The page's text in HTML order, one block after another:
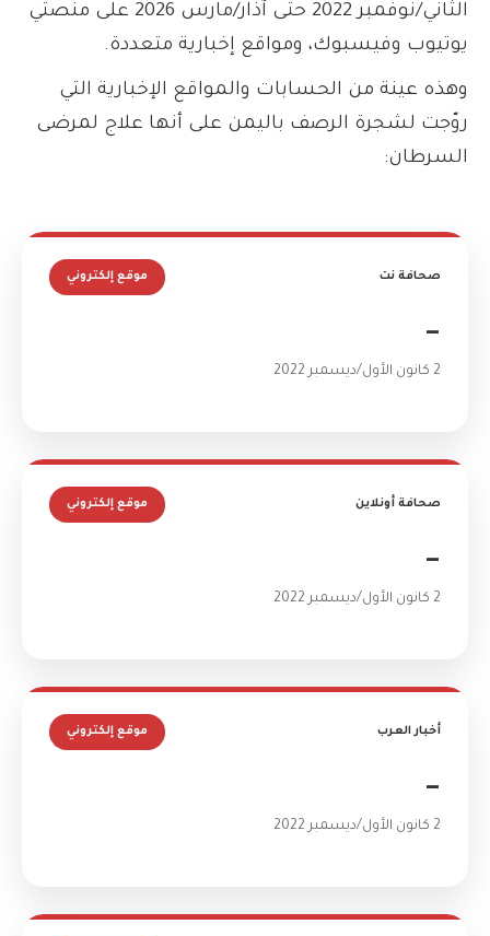
الثاني/نوفمبر 2022 حتى آذار/مارس 2026 على منصتي
يوتيوب وفيسبوك، ومواقع إخبارية متعددة.
وهذه عينة من الحسابات والمواقع الإخبارية التي
روّجت لشجرة الرصف باليمن على أنها علاج لمرضى
السرطان:
صحافة نت موقع إلكتروني
—
2 كانون الأول/ديسمبر 2022
صحافة أونلاين موقع إلكتروني
—
2 كانون الأول/ديسمبر 2022
أخبار العرب موقع إلكتروني
—
2 كانون الأول/ديسمبر 2022